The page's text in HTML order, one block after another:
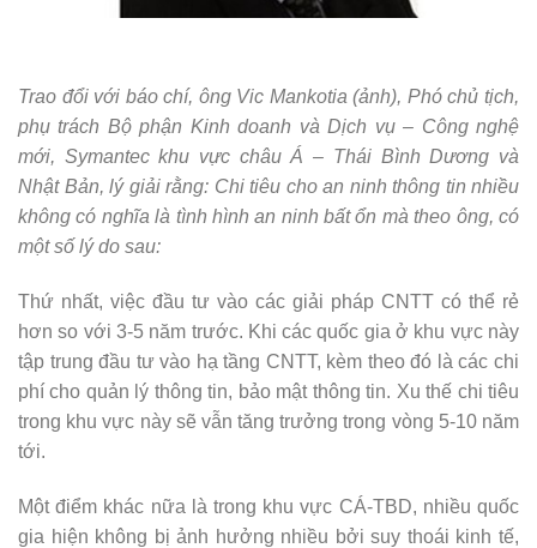
Trao đổi với báo chí, ông Vic Mankotia (ảnh), Phó chủ tịch,
phụ trách Bộ phận Kinh doanh và Dịch vụ – Công nghệ
mới, Symantec khu vực châu Á – Thái Bình Dương và
Nhật Bản, lý giải rằng: Chi tiêu cho an ninh thông tin nhiều
không có nghĩa là tình hình an ninh bất ổn mà theo ông, có
một số lý do sau:
Thứ nhất, việc đầu tư vào các giải pháp CNTT có thể rẻ
hơn so với 3-5 năm trước. Khi các quốc gia ở khu vực này
tập trung đầu tư vào hạ tầng CNTT, kèm theo đó là các chi
phí cho quản lý thông tin, bảo mật thông tin. Xu thế chi tiêu
trong khu vực này sẽ vẫn tăng trưởng trong vòng 5-10 năm
tới.
Một điểm khác nữa là trong khu vực CÁ-TBD, nhiều quốc
gia hiện không bị ảnh hưởng nhiều bởi suy thoái kinh tế,